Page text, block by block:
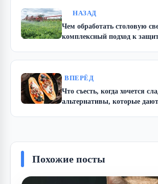
НАЗАД
Чем обработать столовую
комплексный подход к
ВПЕРЁД
Что съесть, когда хочется
альтернативы, которые
Похожие посты